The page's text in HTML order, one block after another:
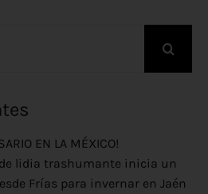
EN LA MÉXICO!
lidia trashumante inicia un
Frías para invernar en Jaén